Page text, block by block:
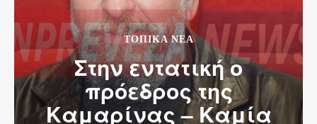
ΤΟΠΙΚΆ ΝΈΑ
Στην εντατική ο
πρόεδρος της
Καμαρίνας – Καμία